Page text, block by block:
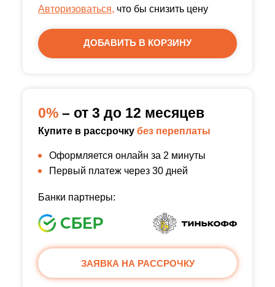
Авторизоваться, что бы снизить цену
ДОБАВИТЬ В КОРЗИНУ
0% – от 3 до 12 месяцев
Купите в рассрочку без переплаты
Оформляется онлайн за 2 минуты
Первый платеж через 30 дней
Банки партнеры:
ЗАЯВКА НА РАССРОЧКУ